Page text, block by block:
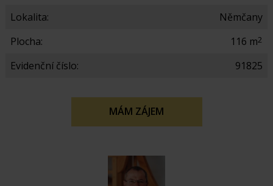
Lokalita:
Němčany
Plocha:
116 m2
Evidenční číslo: 91825
MÁM ZÁJEM